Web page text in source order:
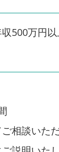
500万円
相談いた